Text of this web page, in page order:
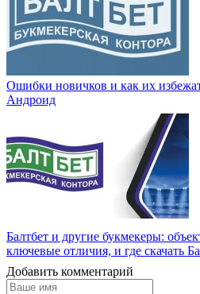
Ошибки новичков и как их
Андроид
Балтбет и другие букмекеры:
ключевые отличия, и где скачать
Добавить комментарий